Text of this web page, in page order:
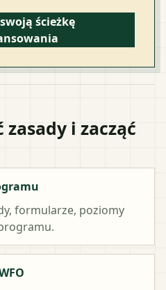
ścieżkę
i zacząć
formularze, poziomy